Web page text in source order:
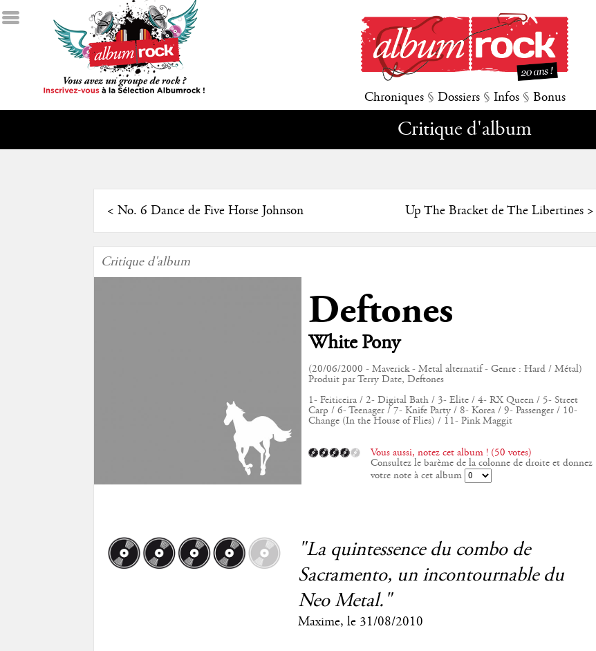
Chroniques § Dossiers § Infos § Bonus
Critique d'album
< No. 6 Dance de Five Horse Johnson Up The Bracket de The Libertines>
Critique d'album
Deftones
White Pony
(20/06/2000 - Maverick - Metal alternatif - Genre : Hard / Métal)
Produit par Terry Date, Deftones
1- Feiticeira / 2- Digital Bath / 3- Elite / 4- RX Queen / 5- Street
Carp / 6- Teenager / 7- Knife Party / 8- Korea / 9- Passenger / 10-
Change (In the House of Flies) / 11- Pink Maggit
Vous aussi, notez cet album ! (50 votes)
Consultez le barème de la colonne de droite et donnez
votre note à cet album
"La quintessence du combo de
Sacramento, un incontournable du
Neo Metal."
Maxime, le 31/08/2010